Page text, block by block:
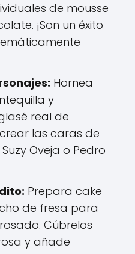
de mousse
¡Son un éxito
Hornea
y
real de
las caras de
Oveja o Pedro
Prepara cake
de fresa para
Cúbrelos
y añade